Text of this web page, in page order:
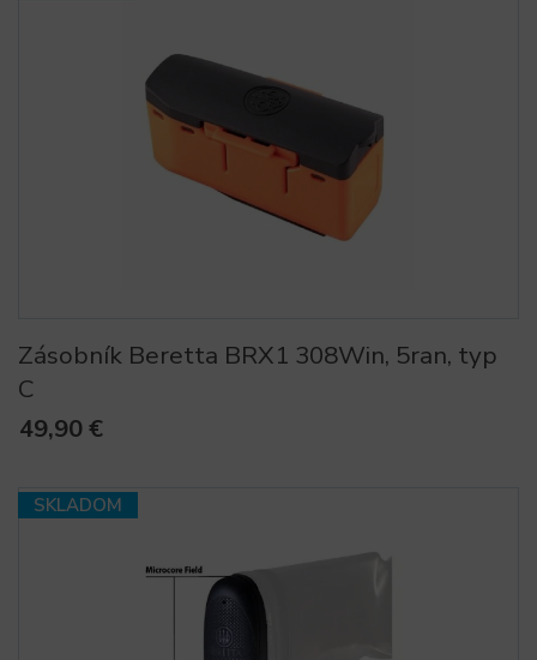
Zásobník Beretta BRX1 308Win, 5ran, typ
C
49,90 €
SKLADOM